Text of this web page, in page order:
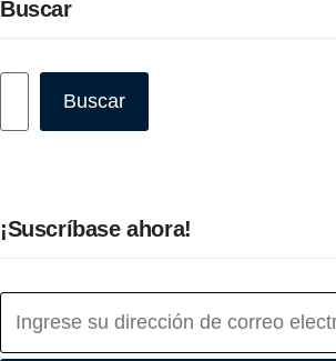
Buscar
Buscar
¡Suscríbase ahora!